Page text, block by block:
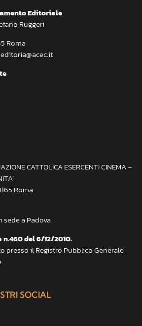
Editoriale
Ruggeri
Roma
CATTOLICA ESERCENTI CINEMA –
Roma
sede a Padova
n.460 del 6/12/2010.
presso il Registro Pubblico Generale
SOCIAL